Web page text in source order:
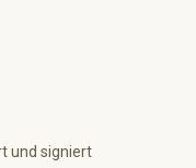
und signiert